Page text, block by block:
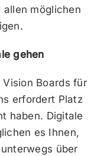
möglichen
gehen
Boards für
erfordert Platz
haben. Digitale
es Ihnen,
über